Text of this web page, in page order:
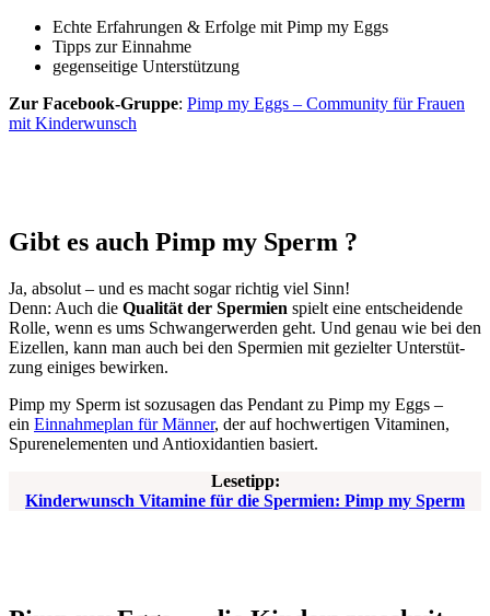
Ech­te Erfah­run­gen & Erfol­ge mit Pimp my Eggs
Tipps zur Ein­nah­me
gegen­sei­ti­ge Unter­stüt­zung
Zur Face­book-Grup­pe: Pimp my Eggs – Com­mu­ni­ty für Frau­en
mit Kin­der­wunsch
Gibt es auch Pimp my Sperm ?
Ja, abso­lut – und es macht sogar rich­tig viel Sinn!
Denn: Auch die Qua­li­tät der Sper­mi­en spielt eine ent­schei­den­de
Rol­le, wenn es ums Schwan­ger­wer­den geht. Und genau wie bei den
Eizel­len, kann man auch bei den Sper­mi­en mit geziel­ter Unter­stüt­
zung eini­ges bewir­ken.
Pimp my Sperm ist sozu­sa­gen das Pen­dant zu Pimp my Eggs –
ein Ein­nah­me­plan für Män­ner, der auf hoch­wer­ti­gen Vit­ami­nen,
Spu­ren­ele­men­ten und Anti­oxi­dan­ti­en basiert.
Lese­tipp:
Kin­der­wunsch Vit­ami­ne für die Sper­mi­en: Pimp my Sperm